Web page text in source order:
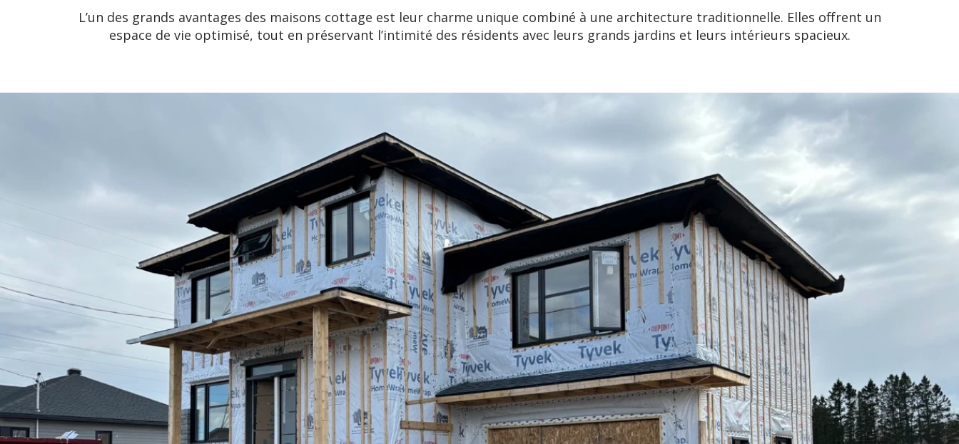
L’un des grands avantages des maisons cottage est leur charme unique combiné à une architecture traditionnelle. Elles offrent un
espace de vie optimisé, tout en préservant l’intimité des résidents avec leurs grands jardins et leurs intérieurs spacieux.